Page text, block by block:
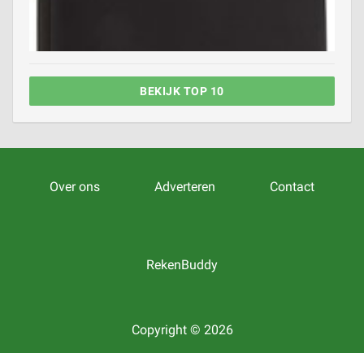
BEKIJK TOP 10
Over ons Adverteren Contact
RekenBuddy
Copyright © 2026